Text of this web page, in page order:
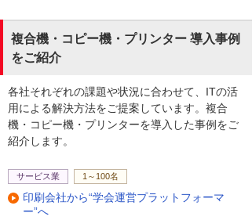
複合機・コピー機・プリンター 導入事例
をご紹介
各社それぞれの課題や状況に合わせて、ITの活
用による解決方法をご提案しています。複合
機・コピー機・プリンターを導入した事例をご
紹介します。
サービス業 1～100名
印刷会社から“学会運営プラットフォーマ
ー”へ